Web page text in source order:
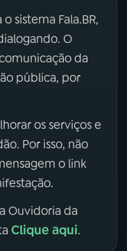
sistema Fala.BR,
O
da
pública, por
os serviços e
Por isso, não
o link
Ouvidoria da
Clique aqui.